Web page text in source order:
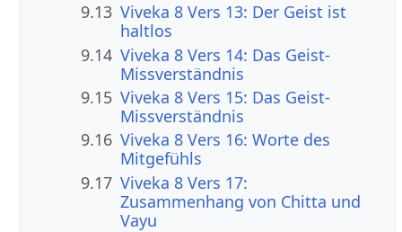
9.13 Viveka 8 Vers 13: Der Geist ist
haltlos
9.14 Viveka 8 Vers 14: Das Geist-
Missverständnis
9.15 Viveka 8 Vers 15: Das Geist-
Missverständnis
9.16 Viveka 8 Vers 16: Worte des
Mitgefühls
9.17 Viveka 8 Vers 17:
Zusammenhang von Chitta und
Vayu